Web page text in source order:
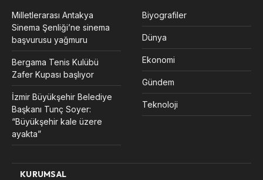
Milletlerarası Antakya
Sinema Şenliği’ne sinema
başvurusu yağmuru
Bergama Tenis Kulübü
Zafer Kupası başlıyor
İzmir Büyükşehir Belediye
Başkanı Tunç Soyer:
“Büyükşehir kale üzere
ayakta”
Biyografiler
Dünya
Ekonomi
Gündem
Teknoloji
KURUMSAL